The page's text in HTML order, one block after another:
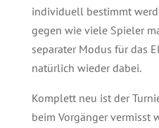
individuell bestimmt
gegen wie viele Spieler
separater Modus für das
natürlich wieder dabei.
Komplett neu ist der
beim Vorgänger vermisst